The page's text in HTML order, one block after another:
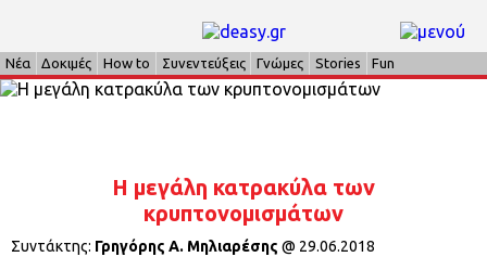
Νέα Δοκιμές How to Συνεντεύξεις Γνώμες Stories Fun
Η μεγάλη κατρακύλα των
κρυπτονομισμάτων
Συντάκτης: Γρηγόρης Α. Μηλιαρέσης @ 29.06.2018